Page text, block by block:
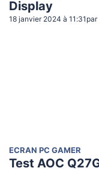
Display
18 janvier 2024 à 11:31 par
ECRAN PC GAMER
Test AOC